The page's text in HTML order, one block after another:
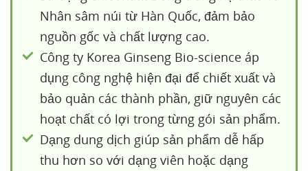
Nhân sâm núi từ Hàn Quốc, đảm bảo
nguồn gốc và chất lượng cao.
Công ty Korea Ginseng Bio-science áp
dụng công nghệ hiện đại để chiết xuất và
bảo quản các thành phần, giữ nguyên các
hoạt chất có lợi trong từng gói sản phẩm.
Dạng dung dịch giúp sản phẩm dễ hấp
thu hơn so với dạng viên hoặc dạng